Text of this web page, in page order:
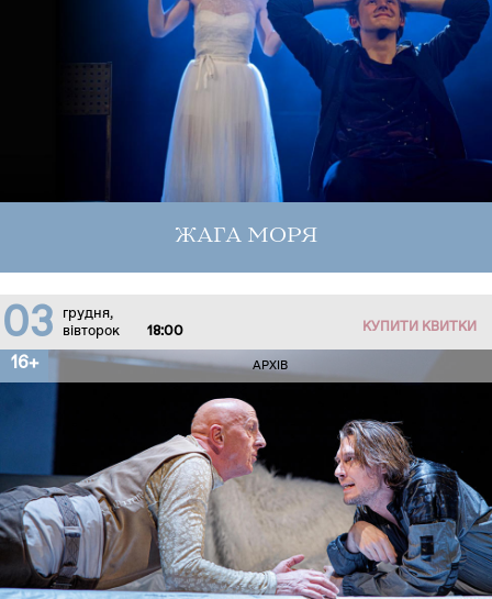
ЖАГА МОРЯ
03
грудня,
вівторок
18:00 КУПИТИ КВИТКИ
16+ АРХІВ